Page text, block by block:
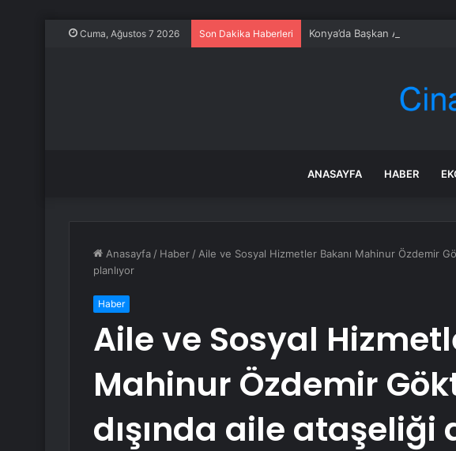
Cuma, Ağustos 7 2026 Son Dakika Haberleri Konya’da Başkan Altay
ANASAYFA HABER
Anasayfa / Haber / Aile ve Sosyal Hizmetler Bakanı Mahinur Özdemir
planlıyor
Haber
Aile ve Sosyal
Mahinur Özdemir
dışında aile ataşeliği